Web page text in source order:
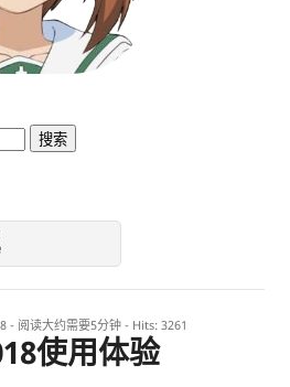
- 阅读大约需要5分钟 - Hits: 3261
使用体验